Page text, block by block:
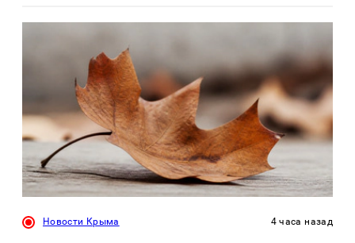
Новости Крыма 4 часа назад